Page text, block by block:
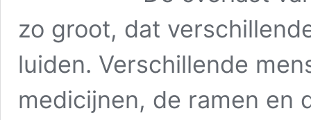
zo groot, dat
luiden. Verschillende
medicijnen, de ramen en